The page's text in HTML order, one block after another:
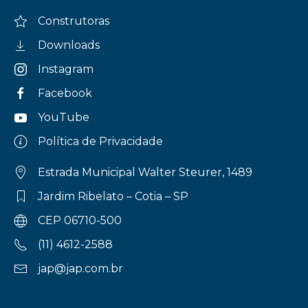
Construtoras
Downloads
Instagram
Facebook
YouTube
Política de Privacidade
Estrada Municipal Walter Steurer, 1489
Jardim Ribelato – Cotia – SP
CEP 06710-500
(11) 4612-2588
jap@jap.com.br